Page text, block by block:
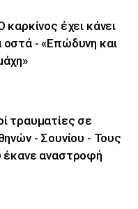
έχει κάνει
- «Επώδυνη και
τραυματίες σε
- Σουνίου - Τους
έκανε αναστροφή